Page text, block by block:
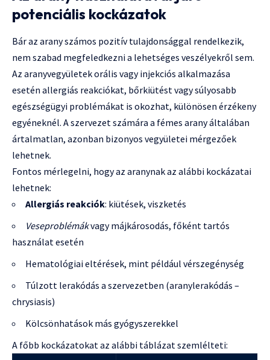
potenciális kockázatok
Bár az arany számos pozitív tulajdonsággal rendelkezik,
nem szabad megfeledkezni a lehetséges veszélyekről sem.
Az aranyvegyületek orális vagy injekciós alkalmazása
esetén allergiás reakciókat, bőrkiütést vagy súlyosabb
egészségügyi problémákat is okozhat, különösen érzékeny
egyéneknél. A szervezet számára a fémes arany általában
ártalmatlan, azonban bizonyos vegyületei mérgezőek
lehetnek.
Fontos mérlegelni, hogy az aranynak az alábbi kockázatai
lehetnek:
Allergiás reakciók: kiütések, viszketés
Veseproblémákvagy májkárosodás, főként tartós
használat esetén
Hematológiai eltérések, mint például vérszegénység
Túlzott lerakódás a szervezetben (aranylerakódás –
chrysiasis)
Kölcsönhatások más gyógyszerekkel
A főbb kockázatokat az alábbi táblázat szemlélteti: